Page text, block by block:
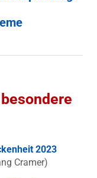
2023
Cramer)